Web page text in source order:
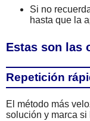
Si no
hasta que la
Estas son las
Repetición
El método más
solución y marca si